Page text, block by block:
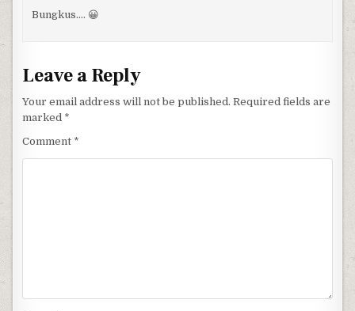
Bungkus…. 😀
Leave a Reply
Your email address will not be published. Required fields are
marked *
Comment *